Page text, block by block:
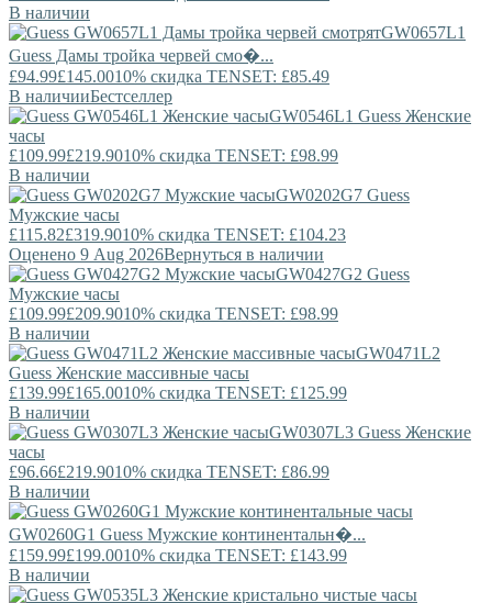
В наличии
GW0657L1
Guess Дамы тройка червей смо�...
£94.99£145.0010% скидка TENSET: £85.49
В наличииБестселлер
GW0546L1 Guess Женские
часы
£109.99£219.9010% скидка TENSET: £98.99
В наличии
GW0202G7 Guess
Мужские часы
£115.82£319.9010% скидка TENSET: £104.23
Оценено 9 Aug 2026Вернуться в наличии
GW0427G2 Guess
Мужские часы
£109.99£209.9010% скидка TENSET: £98.99
В наличии
GW0471L2
Guess Женские массивные часы
£139.99£165.0010% скидка TENSET: £125.99
В наличии
GW0307L3 Guess Женские
часы
£96.66£219.9010% скидка TENSET: £86.99
В наличии
GW0260G1 Guess Мужские континентальн�...
£159.99£199.0010% скидка TENSET: £143.99
В наличии